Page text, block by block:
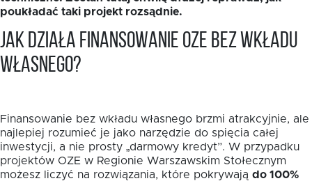
poukładać taki projekt rozsądnie.
Jak działa finansowanie OZE bez wkładu
własnego?
Finansowanie bez wkładu własnego brzmi atrakcyjnie, ale
najlepiej rozumieć je jako narzędzie do spięcia całej
inwestycji, a nie prosty „darmowy kredyt”. W przypadku
projektów OZE w Regionie Warszawskim Stołecznym
możesz liczyć na rozwiązania, które pokrywają do 100%